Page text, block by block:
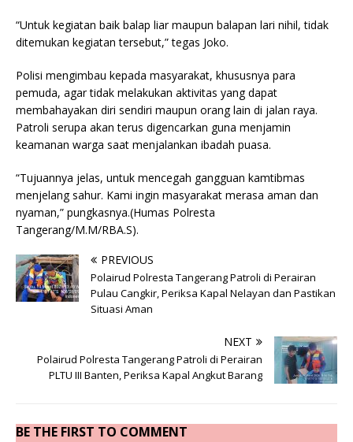
“Untuk kegiatan baik balap liar maupun balapan lari nihil, tidak
ditemukan kegiatan tersebut,” tegas Joko.
Polisi mengimbau kepada masyarakat, khususnya para
pemuda, agar tidak melakukan aktivitas yang dapat
membahayakan diri sendiri maupun orang lain di jalan raya.
Patroli serupa akan terus digencarkan guna menjamin
keamanan warga saat menjalankan ibadah puasa.
“Tujuannya jelas, untuk mencegah gangguan kamtibmas
menjelang sahur. Kami ingin masyarakat merasa aman dan
nyaman,” pungkasnya.(Humas Polresta
Tangerang/M.M/RBA.S).
PREVIOUS
Polairud Polresta Tangerang Patroli di Perairan
Pulau Cangkir, Periksa Kapal Nelayan dan Pastikan
Situasi Aman
NEXT
Polairud Polresta Tangerang Patroli di Perairan
PLTU III Banten, Periksa Kapal Angkut Barang
BE THE FIRST TO COMMENT